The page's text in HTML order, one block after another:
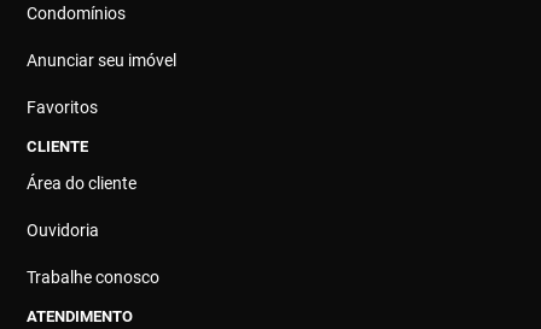
Condomínios
Anunciar seu imóvel
Favoritos
CLIENTE
Área do cliente
Ouvidoria
Trabalhe conosco
ATENDIMENTO